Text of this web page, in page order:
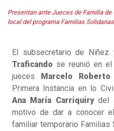
Presentan ante Jueces de Familia
local del programa Familias
El subsecretario de Niñez
Traficando se reunió en
jueces
Marcelo Roberto
Primera Instancia en lo
Ana María Carriquirydel
motivo de dar a conocer
familiar temporario